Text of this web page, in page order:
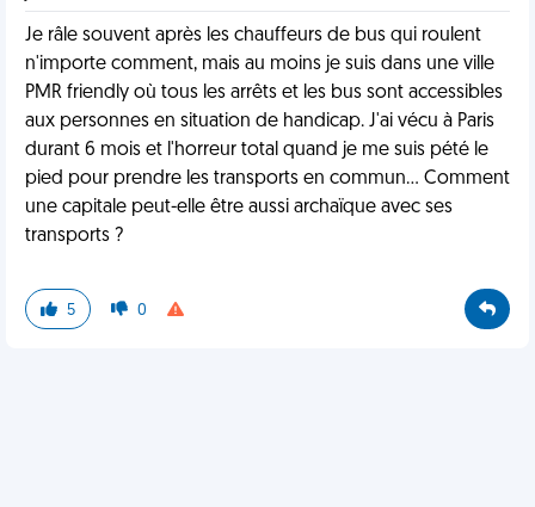
Je râle souvent après les chauffeurs de bus qui roulent
n'importe comment, mais au moins je suis dans une ville
PMR friendly où tous les arrêts et les bus sont accessibles
aux personnes en situation de handicap. J'ai vécu à Paris
durant 6 mois et l'horreur total quand je me suis pété le
pied pour prendre les transports en commun... Comment
une capitale peut-elle être aussi archaïque avec ses
transports ?
5 0